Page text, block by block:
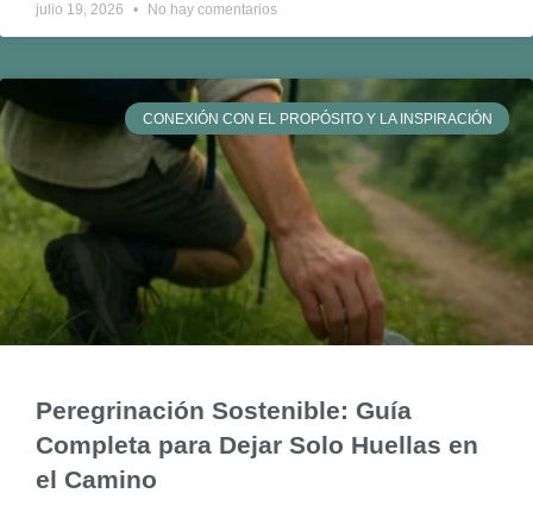
julio 19, 2026 No hay comentarios
CONEXIÓN CON EL PROPÓSITO Y LA INSPIRACIÓN
Peregrinación Sostenible: Guía
Completa para Dejar Solo Huellas en
el Camino